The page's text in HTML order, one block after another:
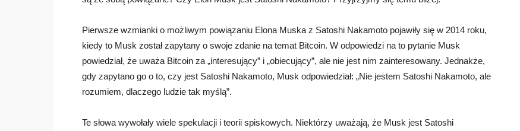
Pierwsze wzmianki o możliwym powiązaniu Elona Muska z Satoshi Nakamoto pojawiły się w 2014 roku,
kiedy to Musk został zapytany o swoje zdanie na temat Bitcoin. W odpowiedzi na to pytanie Musk
powiedział, że uważa Bitcoin za „interesujący” i „obiecujący”, ale nie jest nim zainteresowany. Jednakże,
gdy zapytano go o to, czy jest Satoshi Nakamoto, Musk odpowiedział: „Nie jestem Satoshi Nakamoto, ale
rozumiem, dlaczego ludzie tak myślą”.
Te słowa wywołały wiele spekulacji i teorii spiskowych. Niektórzy uważają, że Musk jest Satoshi